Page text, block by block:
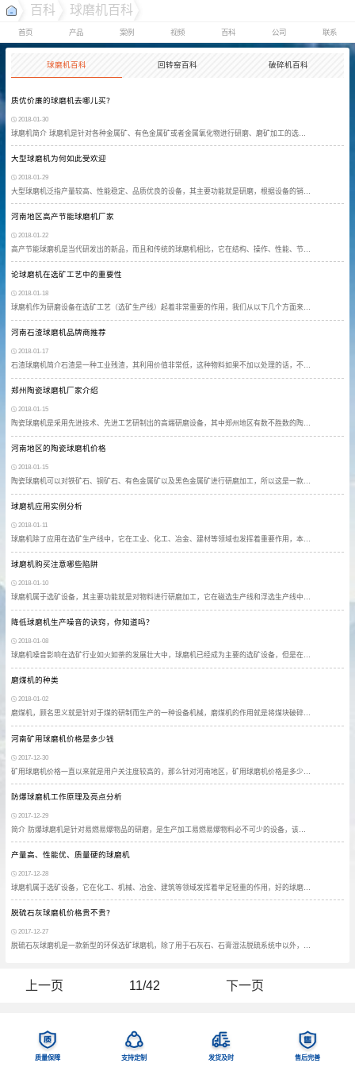
百科 球磨机百科
首页 产品 案例 视频 百科 公司 联系
球磨机百科 回转窑百科 破碎机百科
质优价廉的球磨机去哪儿买？
2018-01-30
球磨机简介 球磨机是针对各种金属矿、有色金属矿或者金属氧化物进行研磨、磨矿加工的选…
大型球磨机为何如此受欢迎
2018-01-29
大型球磨机泛指产量较高、性能稳定、品质优良的设备，其主要功能就是研磨，根据设备的销…
河南地区高产节能球磨机厂家
2018-01-22
高产节能球磨机是当代研发出的新品，而且和传统的球磨机相比，它在结构、操作、性能、节…
论球磨机在选矿工艺中的重要性
2018-01-18
球磨机作为研磨设备在选矿工艺（选矿生产线）起着非常重要的作用，我们从以下几个方面来…
河南石渣球磨机品牌商推荐
2018-01-17
石渣球磨机简介石渣是一种工业残渣，其利用价值非常低，这种物料如果不加以处理的话，不…
郑州陶瓷球磨机厂家介绍
2018-01-15
陶瓷球磨机是采用先进技术、先进工艺研制出的高端研磨设备，其中郑州地区有数不胜数的陶…
河南地区的陶瓷球磨机价格
2018-01-15
陶瓷球磨机可以对铁矿石、铜矿石、有色金属矿以及黑色金属矿进行研磨加工，所以这是一款…
球磨机应用实例分析
2018-01-11
球磨机除了应用在选矿生产线中，它在工业、化工、冶金、建材等领域也发挥着重要作用，本…
球磨机购买注意哪些陷阱
2018-01-10
球磨机属于选矿设备，其主要功能就是对物料进行研磨加工，它在磁选生产线和浮选生产线中…
降低球磨机生产噪音的诀窍，你知道吗？
2018-01-08
球磨机噪音影响在选矿行业如火如荼的发展壮大中，球磨机已经成为主要的选矿设备，但是在…
磨煤机的种类
2018-01-02
磨煤机，顾名思义就是针对于煤的研制而生产的一种设备机械，磨煤机的作用就是将煤块破碎…
河南矿用球磨机价格是多少钱
2017-12-30
矿用球磨机价格一直以来就是用户关注度较高的，那么针对河南地区，矿用球磨机价格是多少…
防爆球磨机工作原理及亮点分析
2017-12-29
简介 防爆球磨机是针对易燃易爆物品的研磨，是生产加工易燃易爆物料必不可少的设备，该…
产量高、性能优、质量硬的球磨机
2017-12-28
球磨机属于选矿设备，它在化工、机械、冶金、建筑等领域发挥着举足轻重的作用，好的球磨…
脱硫石灰球磨机价格贵不贵？
2017-12-27
脱硫石灰球磨机是一款新型的环保选矿球磨机，除了用于石灰石、石膏湿法脱硫系统中以外，…
上一页 11/42 下一页
质量保障 支持定制 发货及时 售后完善